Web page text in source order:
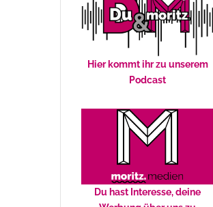
Hier kommt ihr zu unserem
Podcast
Du hast Interesse, deine